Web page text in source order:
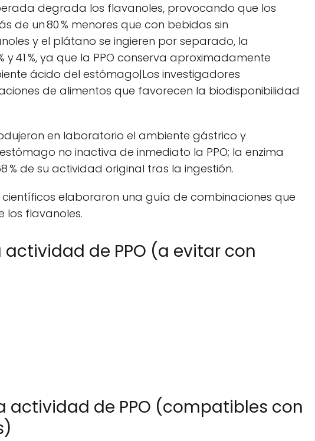
degrada los flavanoles, provocando que los
de un 80 % menores que con bebidas sin
y el plátano se ingieren por separado, la
y 41 %, ya que la PPO conserva aproximadamente
ácido del estómago|Los investigadores
de alimentos que favorecen la biodisponibilidad
en laboratorio el ambiente gástrico y
no inactiva de inmediato la PPO; la enzima
de su actividad original tras la ingestión.
elaboraron una guía de combinaciones que
los flavanoles.
de PPO (a evitar con
actividad de PPO (compatibles con